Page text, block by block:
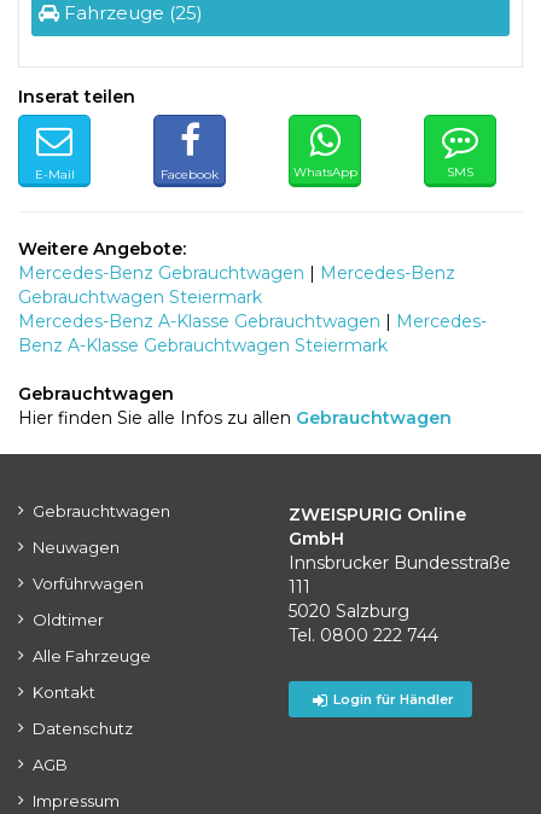
Fahrzeuge (25)
Inserat teilen
E-Mail Facebook WhatsApp SMS
Weitere Angebote:
Mercedes-Benz Gebrauchtwagen | Mercedes-Benz
Gebrauchtwagen Steiermark
Mercedes-Benz A-Klasse Gebrauchtwagen | Mercedes-
Benz A-Klasse Gebrauchtwagen Steiermark
Gebrauchtwagen
Hier finden Sie alle Infos zu allen Gebrauchtwagen
Gebrauchtwagen
Neuwagen
Vorführwagen
Oldtimer
Alle Fahrzeuge
Kontakt
Datenschutz
AGB
Impressum
ZWEISPURIG Online
GmbH
Innsbrucker Bundesstraße
111
5020 Salzburg
Tel. 0800 222 744
Login für Händler